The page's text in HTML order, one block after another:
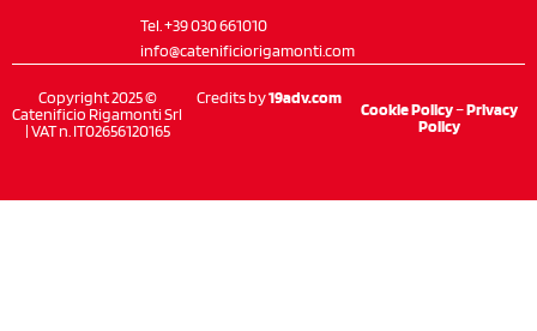
Tel. +39 030 661010
info@catenificiorigamonti.com
Copyright 2025 ©
Catenificio Rigamonti Srl
| VAT n. IT02656120165
Credits by19adv.com
Cookie Policy–Privacy
Policy